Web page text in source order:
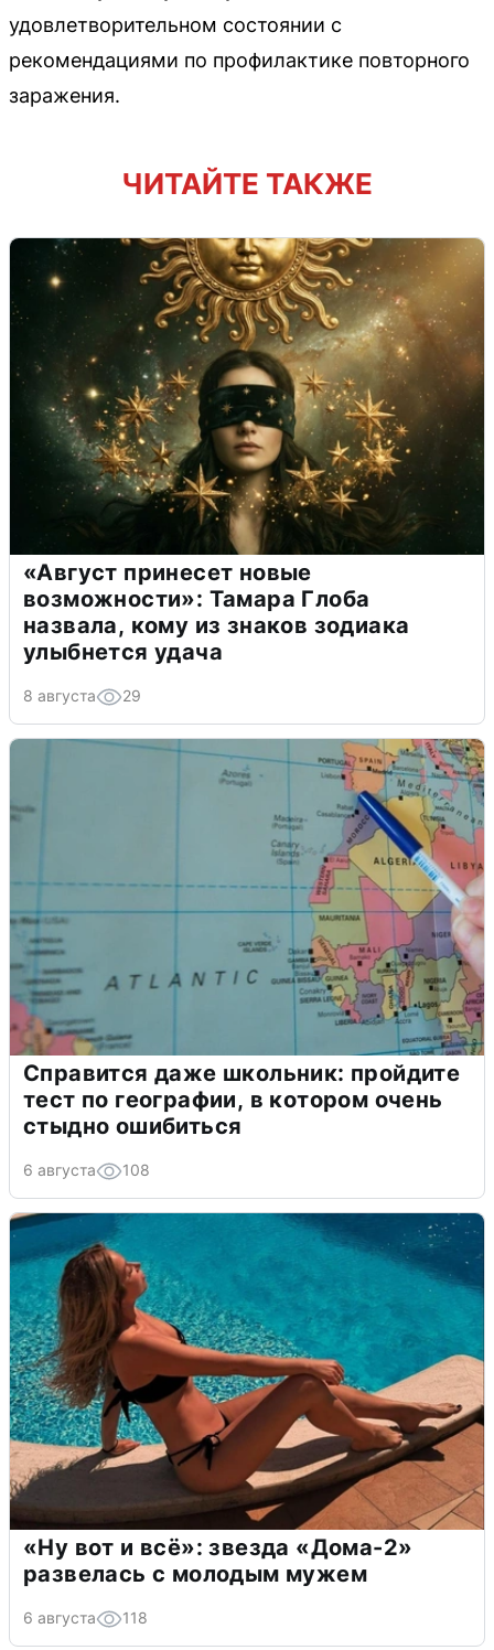
удовлетворительном состоянии с
рекомендациями по профилактике повторного
заражения.
ЧИТАЙТЕ ТАКЖЕ
«Август принесет новые
возможности»: Тамара Глоба
назвала, кому из знаков зодиака
улыбнется удача
8 августа 29
Справится даже школьник: пройдите
тест по географии, в котором очень
стыдно ошибиться
6 августа 108
«Ну вот и всё»: звезда «Дома-2»
развелась с молодым мужем
6 августа 118